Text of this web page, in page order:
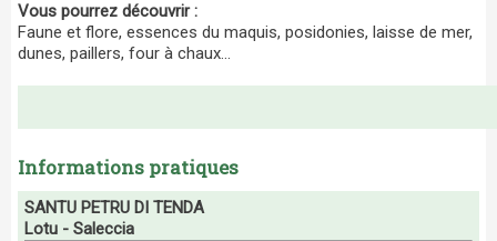
Vous pourrez découvrir :
Faune et flore, essences du maquis, posidonies, laisse de mer,
dunes, paillers, four à chaux...
Informations pratiques
SANTU PETRU DI TENDA
Lotu - Saleccia